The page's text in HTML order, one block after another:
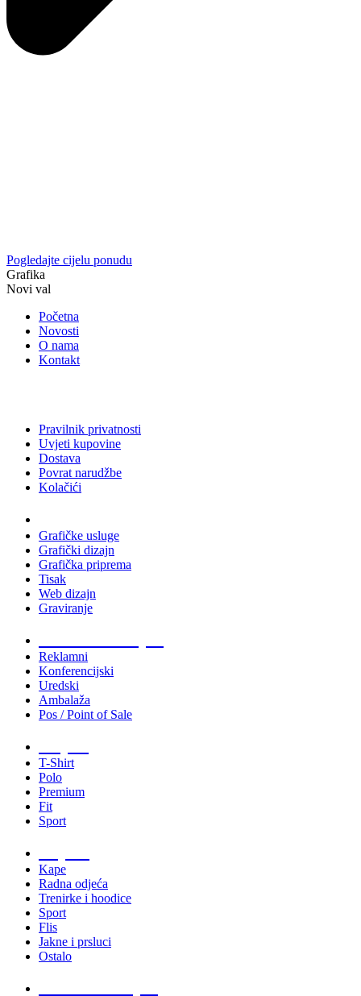
Pogledajte cijelu ponudu
Grafika
Novi val
Početna
Novosti
O nama
Kontakt
Pravilnik privatnosti
Uvjeti kupovine
Dostava
Povrat narudžbe
Kolačići
Grafičke usluge
Grafički dizajn
Grafička priprema
Tisak
Web dizajn
Graviranje
Reklamni
Konferencijski
Uredski
Ambalaža
Pos / Point of Sale
T-Shirt
Polo
Premium
Fit
Sport
Kape
Radna odjeća
Trenirke i hoodice
Sport
Flis
Jakne i prsluci
Ostalo